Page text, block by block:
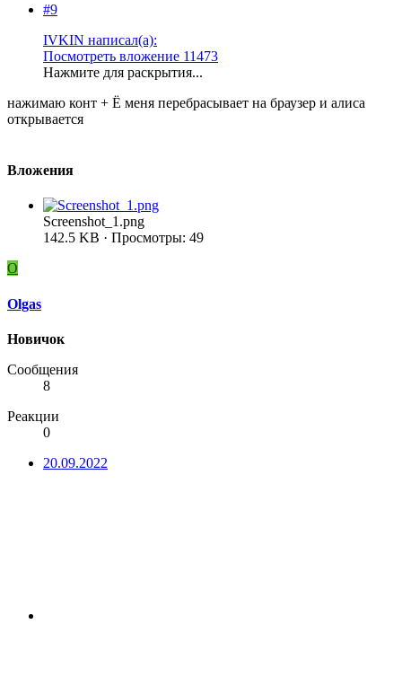
#9
IVKIN написал(а):
Посмотреть вложение 11473
Нажмите для раскрытия...
нажимаю конт + Ё меня перебрасывает на браузер и алиса
открывается
Вложения
Screenshot_1.png
142.5 KB · Просмотры: 49
O
Olgas
Новичок
Сообщения
8
Реакции
0
20.09.2022